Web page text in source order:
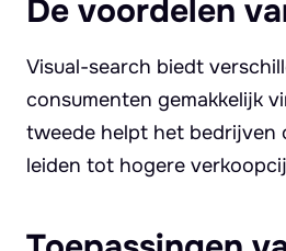
De voordelen
Visual-search biedt
consumenten gemakkelijk
tweede helpt het bedrijven
leiden tot hogere